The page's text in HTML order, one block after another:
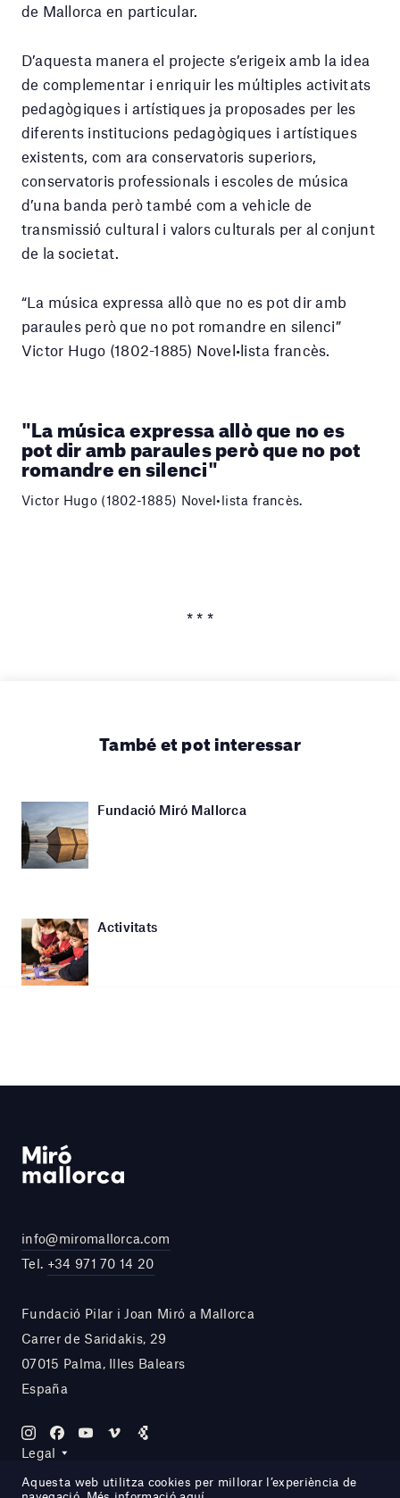
de Mallorca en particular.
D’aquesta manera el projecte s’erigeix ​​amb la idea
de complementar i enriquir les múltiples activitats
pedagògiques i artístiques ja proposades per les
diferents institucions pedagògiques i artístiques
existents, com ara conservatoris superiors,
conservatoris professionals i escoles de música
d’una banda però també com a vehicle de
transmissió cultural i valors culturals per al conjunt
de la societat.
“La música expressa allò que no es pot dir amb
paraules però que no pot romandre en silenci”
Victor Hugo (1802-1885) Novel•lista francès.
"La música expressa allò que no es
pot dir amb paraules però que no pot
romandre en silenci"
Victor Hugo (1802-1885) Novel•lista francès.
* * *
També et pot interessar
Fundació Miró Mallorca
Activitats
info@miromallorca.com
Tel. +34 971 70 14 20
Fundació Pilar i Joan Miró a Mallorca
Carrer de Saridakis, 29
07015 Palma, Illes Balears
España
Legal
Aquesta web utilitza cookies per millorar l’experiència de